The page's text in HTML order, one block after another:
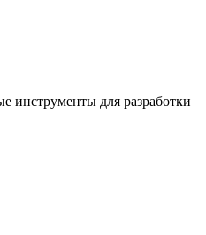
инструменты для разработки